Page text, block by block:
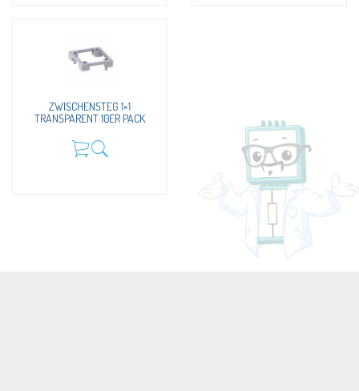
ZWISCHENSTEG 1×1
TRANSPARENT 10ER PACK